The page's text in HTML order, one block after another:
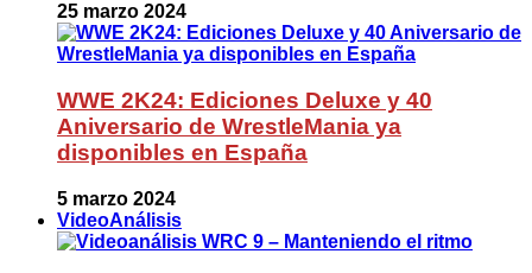
25 marzo 2024
WWE 2K24: Ediciones Deluxe y 40
Aniversario de WrestleMania ya
disponibles en España
5 marzo 2024
VideoAnálisis